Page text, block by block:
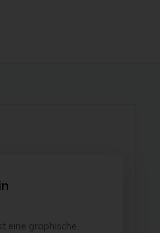
eine graphische
der Dialog geschlossen. Seine Funktionalität ist